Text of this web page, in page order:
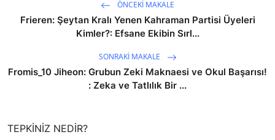
ÖNCEKI MAKALE
Frieren: Şeytan Kralı Yenen Kahraman Partisi Üyeleri
Kimler?: Efsane Ekibin Sırl...
SONRAKI MAKALE
Fromis_10 Jiheon: Grubun Zeki Maknaesi ve Okul Başarısı!
: Zeka ve Tatlılık Bir ...
TEPKINIZ NEDIR?